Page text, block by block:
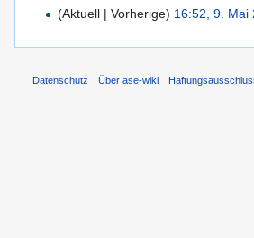
(Aktuell | Vorherige) 16:52, 9. Mai
Datenschutz Über ase-wiki